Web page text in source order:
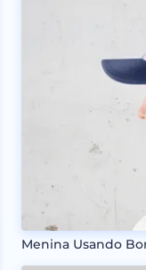
Menina Usando